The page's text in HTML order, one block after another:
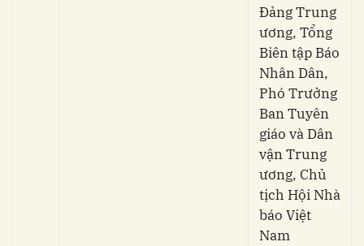
Đảng Trung
ương, Tổng
Biên tập Báo
Nhân Dân,
Phó Trưởng
Ban Tuyên
giáo và Dân
vận Trung
ương, Chủ
tịch Hội Nhà
báo Việt
Nam